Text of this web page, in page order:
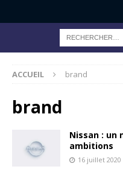
ACCUEIL brand
brand
Nissan : un
ambitions
16 juillet 2020